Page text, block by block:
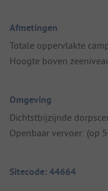
Afmetingen
Totale oppervlakte
Hoogte boven
Omgeving
Dichtstbijzijnde
Openbaar vervoer: (op
Sitecode: 44664